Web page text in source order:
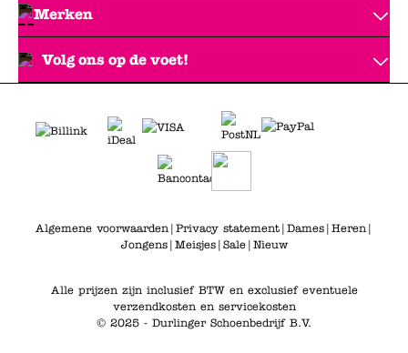
Merken
Volg ons op de voet!
Algemene voorwaarden| Privacy statement| Dames| Heren|
Jongens| Meisjes| Sale| Nieuw
Alle prijzen zijn inclusief BTW en exclusief eventuele
verzendkosten en servicekosten
© 2025 - Durlinger Schoenbedrijf B.V.